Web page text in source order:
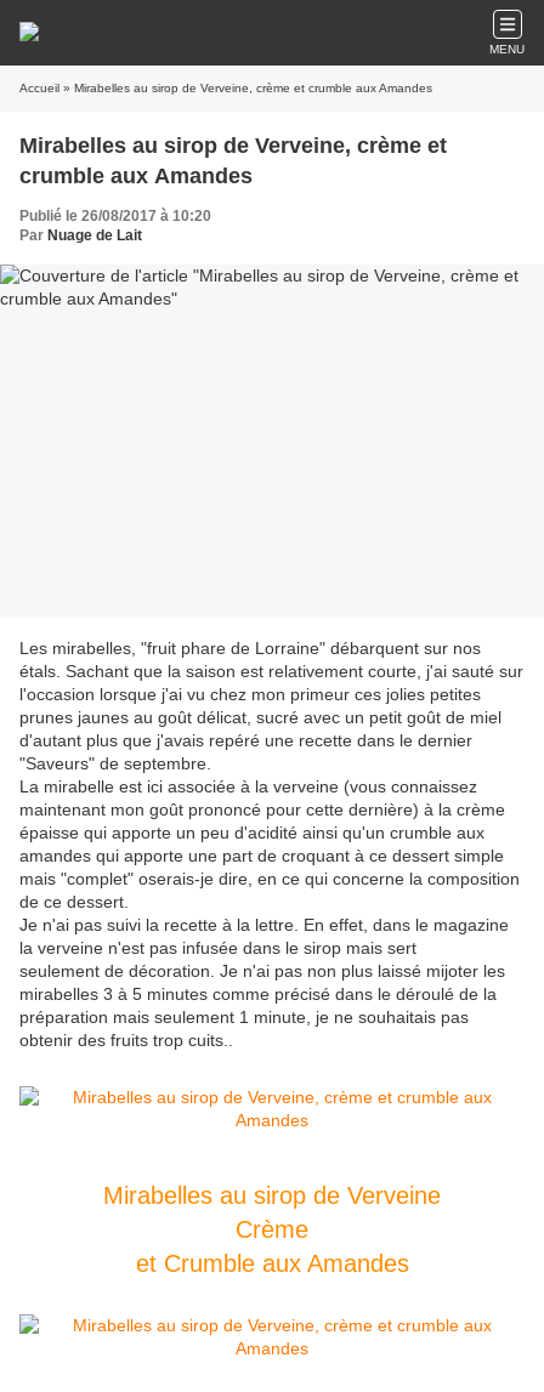
MENU
Accueil » Mirabelles au sirop de Verveine, crème et crumble aux Amandes
Mirabelles au sirop de Verveine, crème et
crumble aux Amandes
Publié le 26/08/2017 à 10:20
Par Nuage de Lait
Les mirabelles, "fruit phare de Lorraine" débarquent sur nos
étals. Sachant que la saison est relativement courte, j'ai sauté sur
l'occasion lorsque j'ai vu chez mon primeur ces jolies petites
prunes jaunes au goût délicat, sucré avec un petit goût de miel
d'autant plus que j'avais repéré une recette dans le dernier
"Saveurs" de septembre.
La mirabelle est ici associée à la verveine (vous connaissez
maintenant mon goût prononcé pour cette dernière) à la crème
épaisse qui apporte un peu d'acidité ainsi qu'un crumble aux
amandes qui apporte une part de croquant à ce dessert simple
mais "complet" oserais-je dire, en ce qui concerne la composition
de ce dessert.
Je n'ai pas suivi la recette à la lettre. En effet, dans le magazine
la verveine n'est pas infusée dans le sirop mais sert
seulement de décoration. Je n'ai pas non plus laissé mijoter les
mirabelles 3 à 5 minutes comme précisé dans le déroulé de la
préparation mais seulement 1 minute, je ne souhaitais pas
obtenir des fruits trop cuits..
Mirabelles au sirop de Verveine
Crème
et Crumble aux Amandes